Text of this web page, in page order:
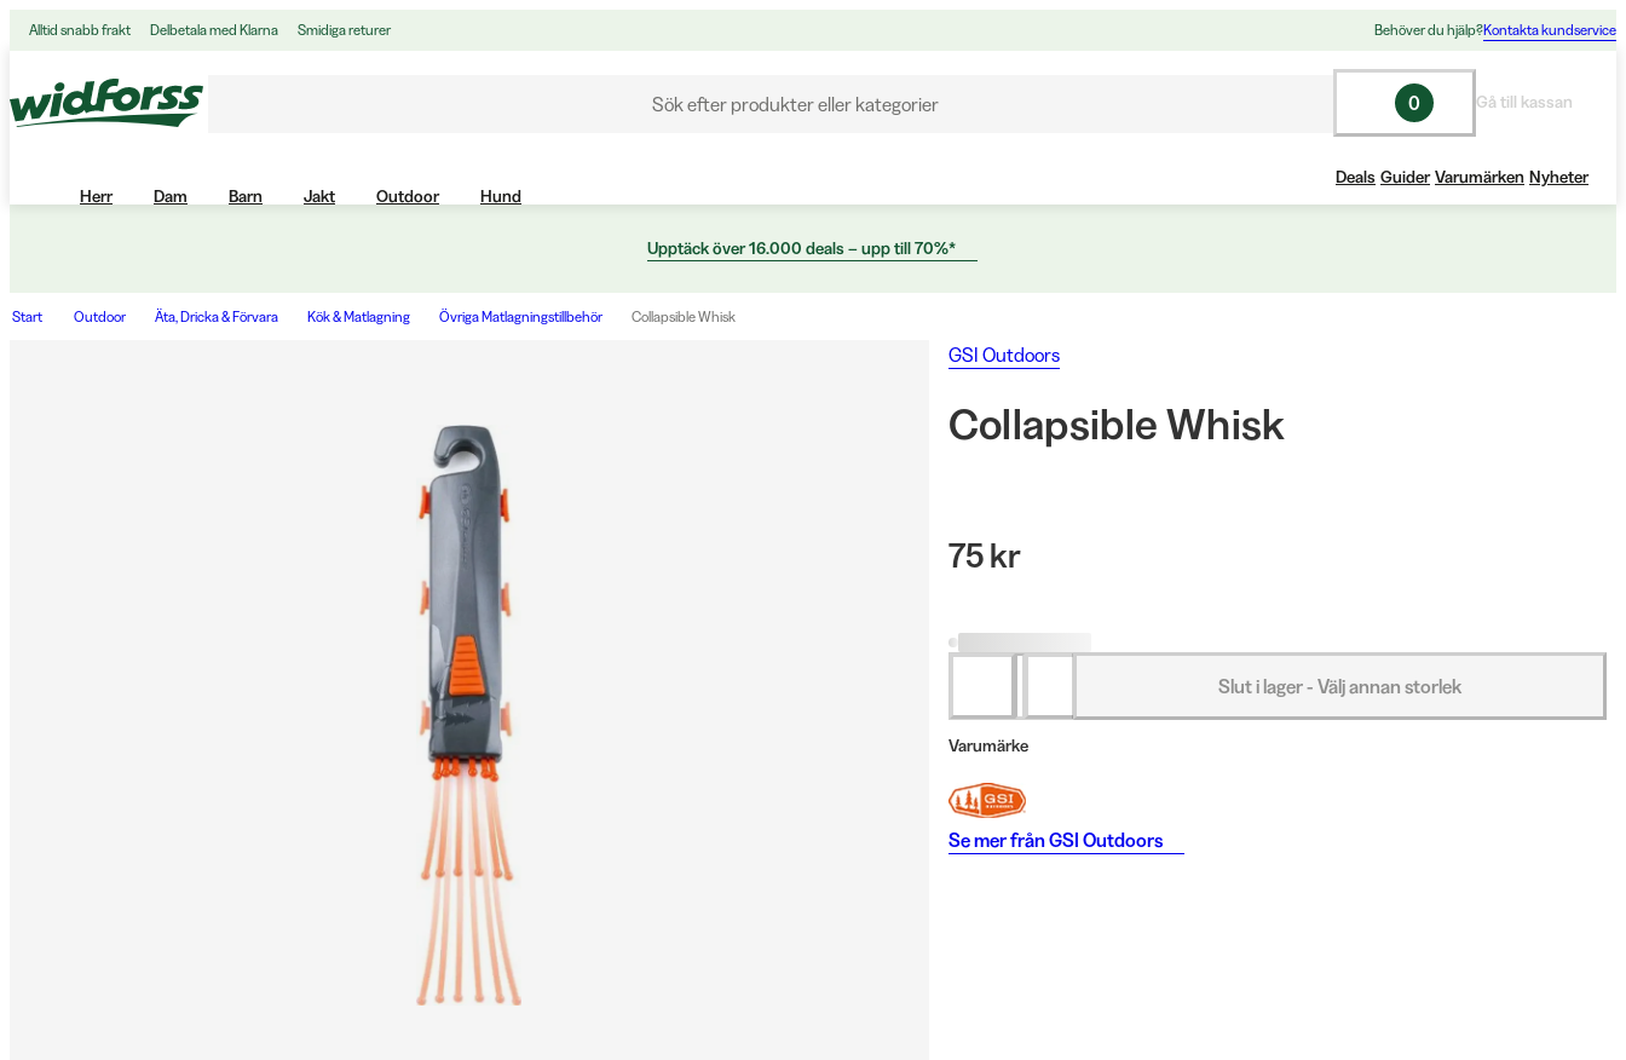
Alltid snabb frakt Delbetala med Klarna Smidiga returer Behöver du hjälp?Kontakta kundservice
Sök efter produkter eller kategorier 0 Gå till kassan
Herr Dam Barn Jakt Outdoor Hund
Deals Guider Varumärken Nyheter
Upptäck över 16.000 deals – upp till 70%*
Start Outdoor Äta, Dricka & Förvara Kök & Matlagning Övriga Matlagningstillbehör Collapsible Whisk
GSI Outdoors
Collapsible Whisk
75 kr
Slut i lager - Välj annan storlek
Varumärke
Se mer frånGSI Outdoors